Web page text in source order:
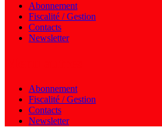
Abonnement
Fiscalité / Gestion
Contacts
Newsletter
Abonnement
Fiscalité / Gestion
Contacts
Newsletter